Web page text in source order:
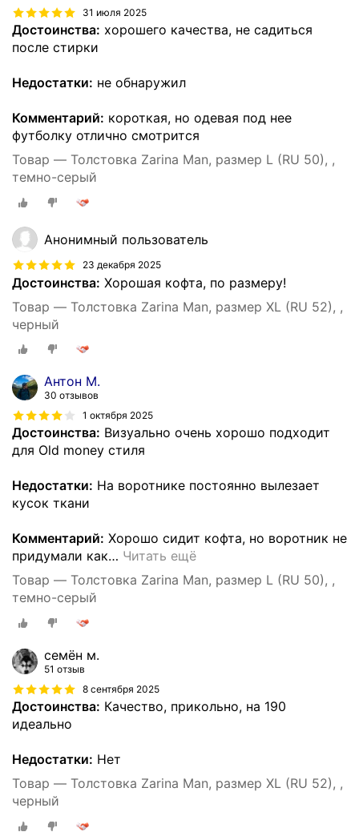
31 июля 2025
Достоинства: хорошего качества, не садиться
после стирки
Недостатки: не обнаружил
Комментарий: короткая, но одевая под нее
футболку отлично смотрится
Товар — Толстовка Zarina Man, размер L (RU 50), ,
темно-серый
Анонимный пользователь
23 декабря 2025
Достоинства: Хорошая кофта, по размеру!
Товар — Толстовка Zarina Man, размер XL (RU 52), ,
черный
Антон М.
30 отзывов
1 октября 2025
Достоинства: Визуально очень хорошо подходит
для Old money стиля
Недостатки: На воротнике постоянно вылезает
кусок ткани
Комментарий: Хорошо сидит кофта, но воротник не
придумали как… Читать ещё
Товар — Толстовка Zarina Man, размер L (RU 50), ,
темно-серый
семён м.
51 отзыв
8 сентября 2025
Достоинства: Качество, прикольно, на 190
идеально
Недостатки: Нет
Товар — Толстовка Zarina Man, размер XL (RU 52), ,
черный